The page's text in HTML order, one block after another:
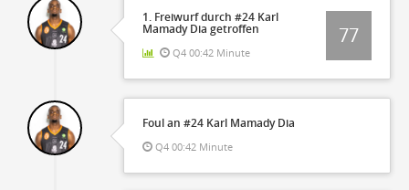
1. Freiwurf durch #24 Karl
Mamady Dia getroffen
Q4 00:42 Minute
77
Foul an #24 Karl Mamady Dia
Q4 00:42 Minute